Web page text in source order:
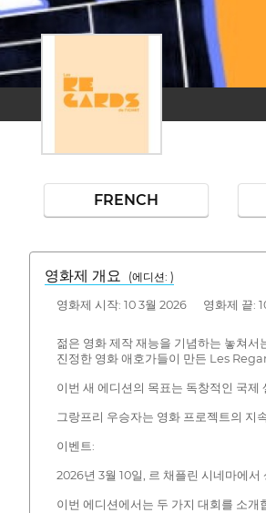
FRENCH
영화제 개요 (에디션: )
영화제 시작: 10 3월 2026 영화제 끝:
젊은 영화 제작 재능을 기념하는 놓쳐
진정한 영화 애호가들이 만든 Les
이번 새 에디션의 목표는 독창적인 국
그랑프리 우승자는 영화 프로젝트의 지
이벤트:
2026년 3월 10일, 르 채플린 시네마에
이번 에디션에서는 두 가지 대회를 소개